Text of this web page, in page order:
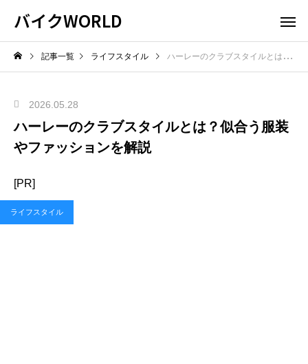
バイクWORLD
記事一覧 ライフスタイル ハーレーのクラブスタイルとは？似合う服装やファッションを解説
2026.05.28
ハーレーのクラブスタイルとは？似合う服装
やファッションを解説
[PR]
ライフスタイル